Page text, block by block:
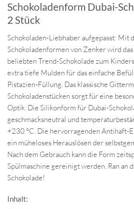
Schokoladenform Dubai-
2 Stück
Schokoladen-Liebhaber aufgepasst: Mit
Schokoladenformen von Zenker wird
beliebten Trend-Schokolade zum
extra tiefe Mulden für das einfache
Pistazien-Füllung. Das klassische
Schokoladenstücken sorgt für eine
Optik. Die Silikonform für Dubai-
geschmacksneutral und
+230 °C. Die hervorragenden Antihaft-
ein müheloses Herauslösen der
Nach dem Gebrauch kann die Form
Spülmaschine gereinigt werden. Ran an
Schokolade!
Inhalt: